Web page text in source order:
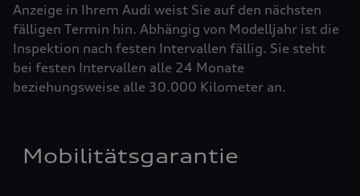
Anzeige in Ihrem Audi weist Sie auf den nächsten
fälligen Termin hin. Abhängig von Modelljahr ist die
Inspektion nach festen Intervallen fällig. Sie steht
bei festen Intervallen alle 24 Monate
beziehungsweise alle 30.000 Kilometer an.
Mobilitätsgarantie